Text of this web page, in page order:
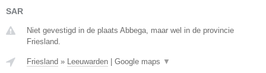
SAR
Niet gevestigd in de plaats Abbega, maar wel in de provincie
Friesland.
Friesland » Leeuwarden Google maps ▼